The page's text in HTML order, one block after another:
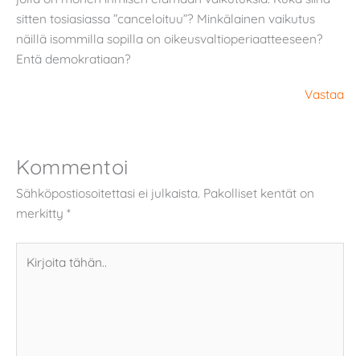
sitten tosiasiassa ”canceloituu”? Minkälainen vaikutus
näillä isommilla sopilla on oikeusvaltioperiaatteeseen?
Entä demokratiaan?
Vastaa
Kommentoi
Sähköpostiosoitettasi ei julkaista. Pakolliset kentät on
merkitty *
tähän..